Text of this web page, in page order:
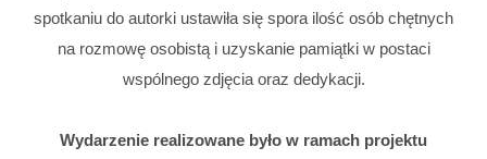
spotkaniu do autorki ustawiła się spora ilość osób chętnych
na rozmowę osobistą i uzyskanie pamiątki w postaci
wspólnego zdjęcia oraz dedykacji.
Wydarzenie realizowane było w ramach projektu